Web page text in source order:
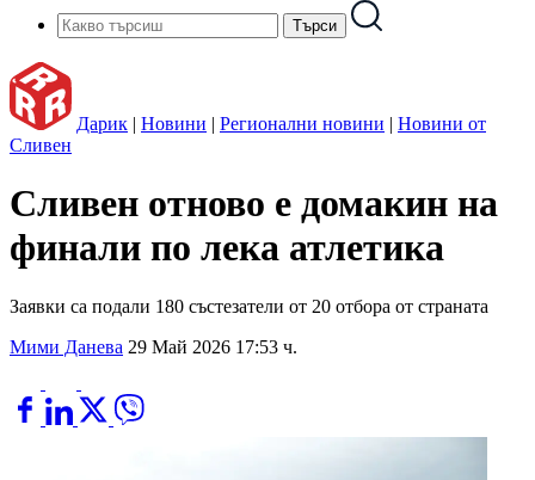
Дарик | Новини | Регионални новини | Новини от
Сливен
Сливен отново е домакин на
финали по лека атлетика
Заявки са подали 180 състезатели от 20 отбора от страната
Мими Данева 29 Май 2026 17:53 ч.